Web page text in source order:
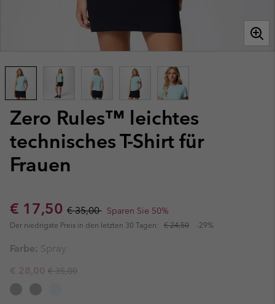
Zero Rules™ leichtes
technisches T-Shirt für
Frauen
Sale price:
€ 17,50 Regular price:
€ 35,00 Sparen Sie 50%
Der niedrigste Preis in den letzten 30 Tagen: € 24,50 -29%
Farbe: Spray
Sale price:
€ 28,00 Regular price:
€ 35,00